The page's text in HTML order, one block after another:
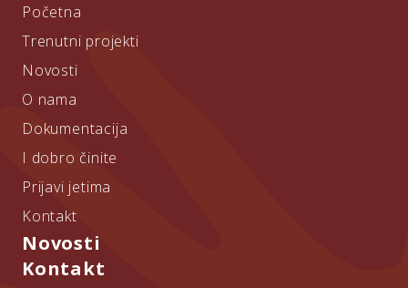
Početna
Trenutni projekti
Novosti
O nama
Dokumentacija
I dobro činite
Prijavi jetima
Kontakt
Novosti
Kontakt